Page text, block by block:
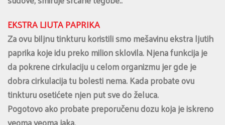
EKSTRA LJUTA PAPRIKA
Za ovu biljnu tinkturu koristili smo mešavinu ekstra ljutih
paprika koje idu preko milion sklovila. Njena funkcija je
da pokrene cirkulaciju u celom organizmu jer gde je
dobra cirkulacija tu bolesti nema. Kada probate ovu
tinkturu osetićete njen put sve do želuca.
Pogotovo ako probate preporučenu dozu koja je iskreno